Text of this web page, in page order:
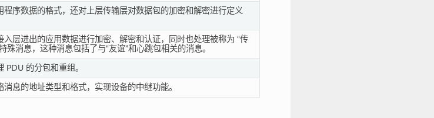
程序数据的格式，还对上层传输层对数据包的加密和解密进行定义
入层进出的应用数据进行加密、解密和认证，同时也处理被称为 “传
殊消息，这种消息包括了与“友谊”和心跳包相关的消息。
PDU 的分包和重组。
消息的地址类型和格式，实现设备的中继功能。